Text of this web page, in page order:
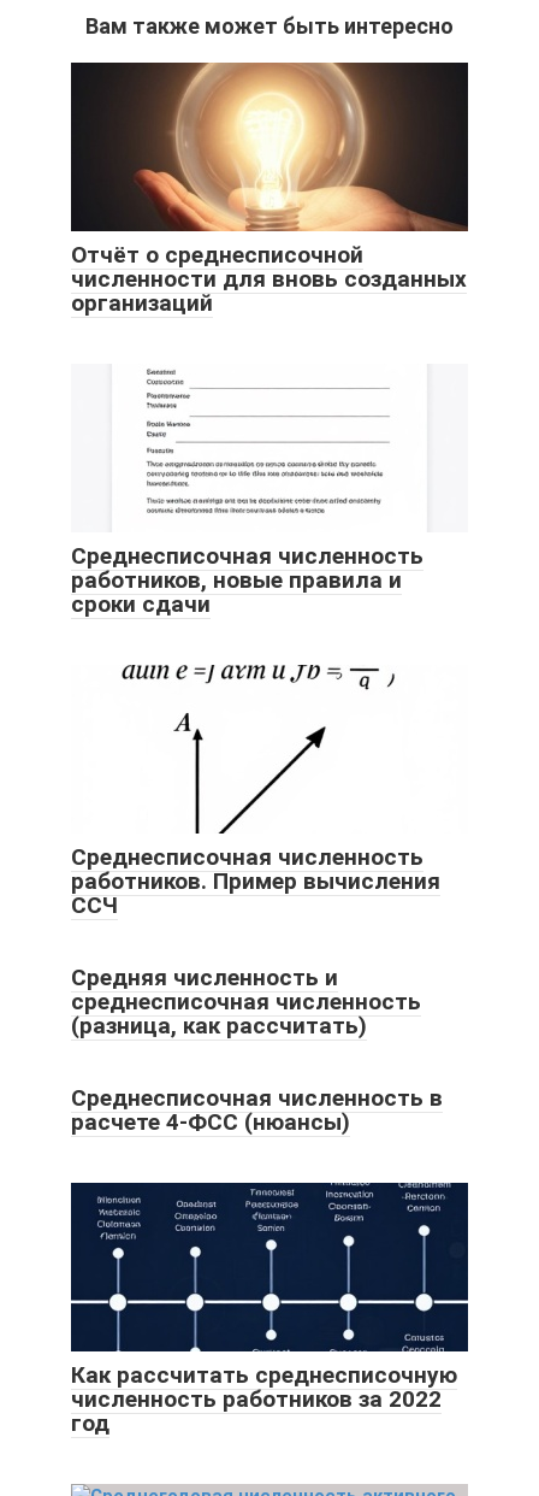
Вам также может быть интересно
Отчёт о среднесписочной
численности для вновь созданных
организаций
Среднесписочная численность
работников, новые правила и
сроки сдачи
Среднесписочная численность
работников. Пример вычисления
ССЧ
Средняя численность и
среднесписочная численность
(разница, как рассчитать)
Среднесписочная численность в
расчете 4-ФСС (нюансы)
Как рассчитать среднесписочную
численность работников за 2022
год